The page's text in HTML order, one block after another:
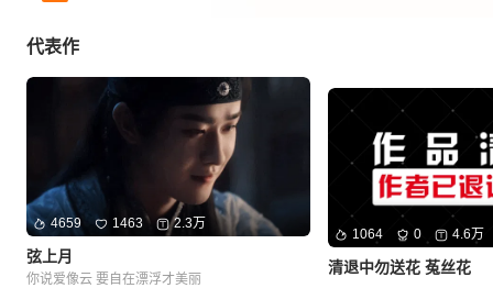
代表作
4659 1463 2.3万
弦上月
你说爱像云 要自在漂浮才美丽
1064 0 4.6万
清退中勿送花 菟丝花